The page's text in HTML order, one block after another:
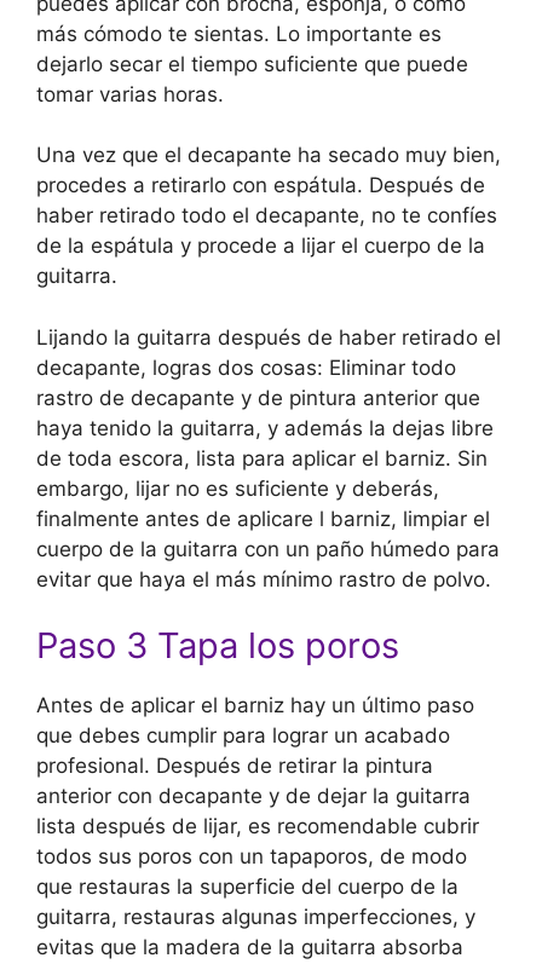
más cómodo te sientas. Lo importante es
dejarlo secar el tiempo suficiente que puede
tomar varias horas.
Una vez que el decapante ha secado muy bien,
procedes a retirarlo con espátula. Después de
haber retirado todo el decapante, no te confíes
de la espátula y procede a lijar el cuerpo de la
guitarra.
Lijando la guitarra después de haber retirado el
decapante, logras dos cosas: Eliminar todo
rastro de decapante y de pintura anterior que
haya tenido la guitarra, y además la dejas libre
de toda escora, lista para aplicar el barniz. Sin
embargo, lijar no es suficiente y deberás,
finalmente antes de aplicare l barniz, limpiar el
cuerpo de la guitarra con un paño húmedo para
evitar que haya el más mínimo rastro de polvo.
Paso 3 Tapa los poros
Antes de aplicar el barniz hay un último paso
que debes cumplir para lograr un acabado
profesional. Después de retirar la pintura
anterior con decapante y de dejar la guitarra
lista después de lijar, es recomendable cubrir
todos sus poros con un tapaporos, de modo
que restauras la superficie del cuerpo de la
guitarra, restauras algunas imperfecciones, y
evitas que la madera de la guitarra absorba